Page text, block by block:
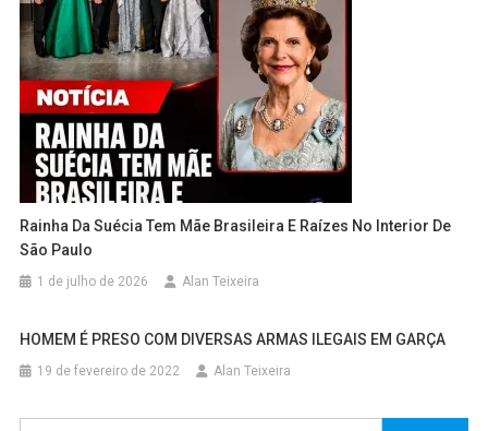
Rainha Da Suécia Tem Mãe Brasileira E Raízes No Interior De
São Paulo
1 de julho de 2026 Alan Teixeira
HOMEM É PRESO COM DIVERSAS ARMAS ILEGAIS EM GARÇA
19 de fevereiro de 2022 Alan Teixeira